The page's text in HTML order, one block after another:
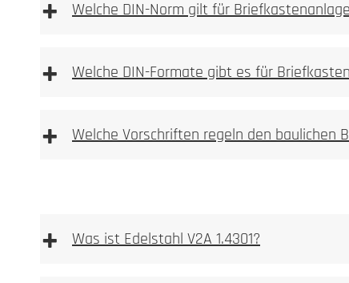
Bürstrichtung gereinigt werden.
+ Welche DIN-Norm gilt für
+ Welche DIN-Formate gibt es für
+ Welche Vorschriften regeln den baulichen
+ Was ist Edelstahl V2A 1.4301?